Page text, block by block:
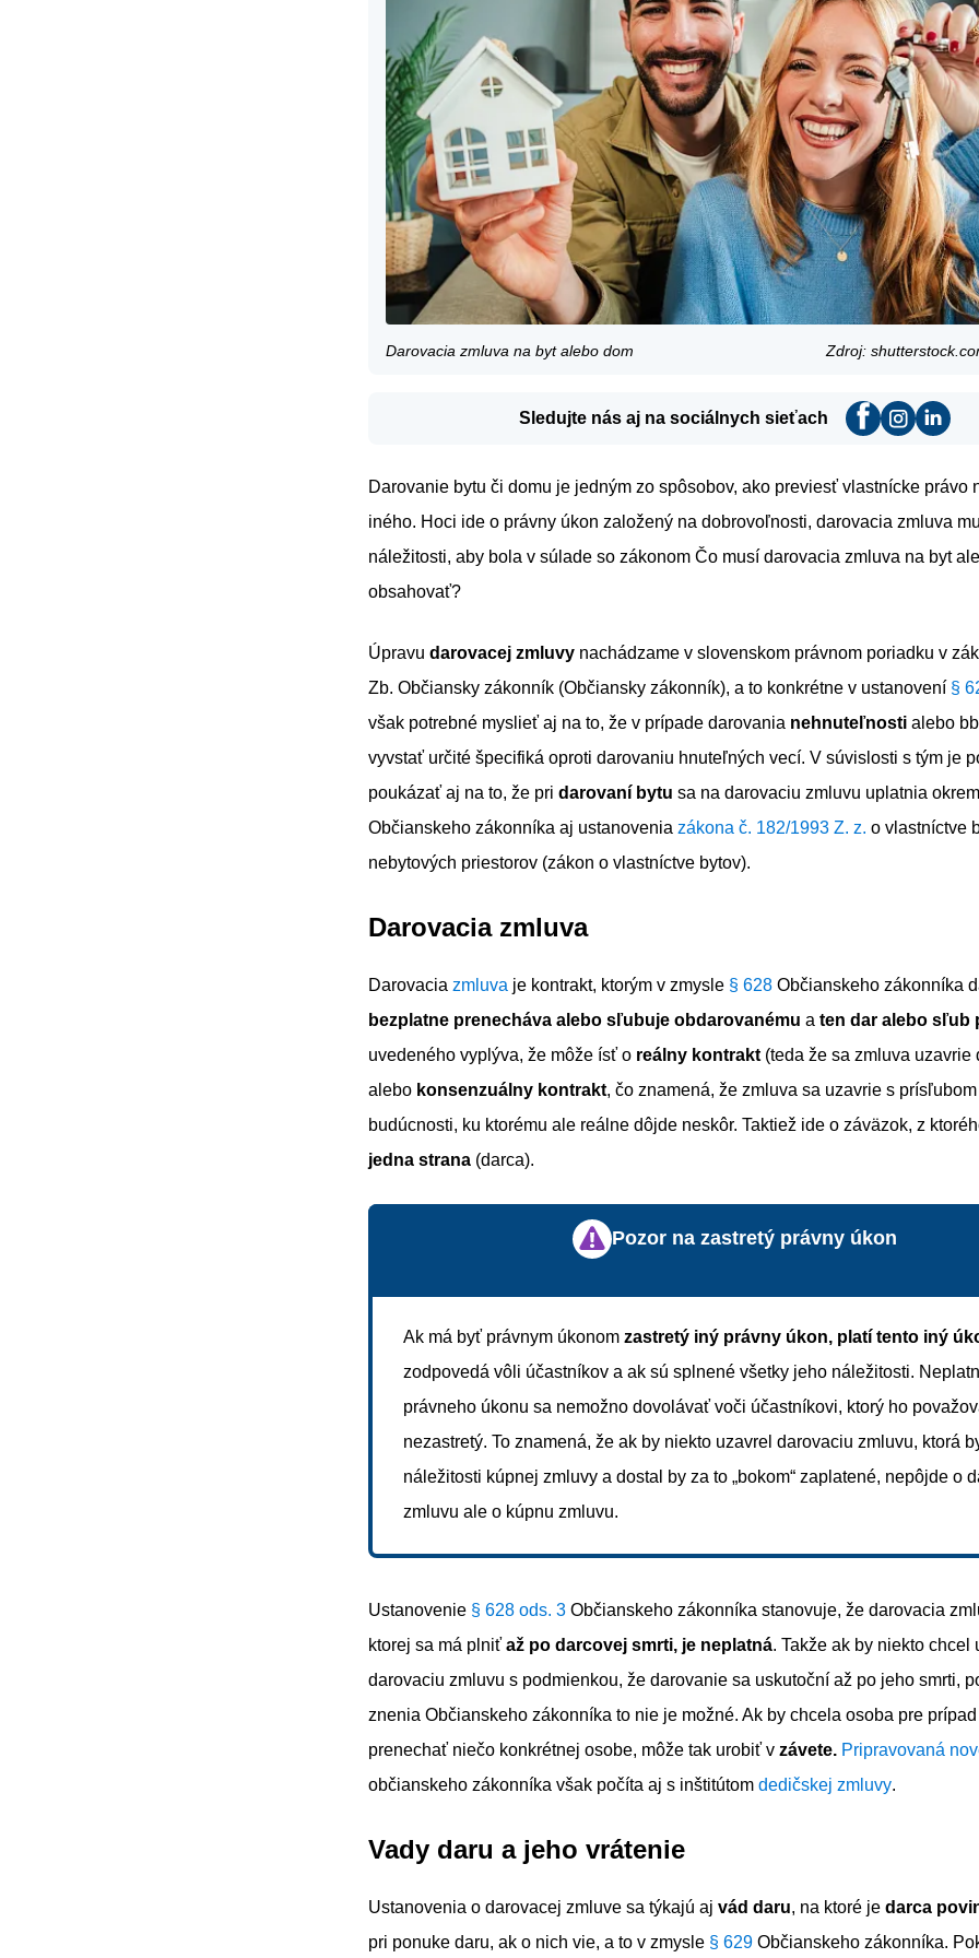
Darovacia zmluva na byt alebo dom Zdroj:
Sledujte nás aj na sociálnych sieťach
Darovanie bytu či domu je jedným zo spôsobov, ako previesť vlastnícke právo
iného. Hoci ide o právny úkon založený na dobrovoľnosti, darovacia zmluva
náležitosti, aby bola v súlade so zákonom Čo musí darovacia zmluva na byt
obsahovať?
Úpravu darovacej zmluvy nachádzame v slovenskom právnom poriadku v
Zb. Občiansky zákonník (Občiansky zákonník), a to konkrétne v ustanovení §
však potrebné myslieť aj na to, že v prípade darovania nehnuteľnosti alebo
vyvstať určité špecifiká oproti darovaniu hnuteľných vecí. V súvislosti s tým je
poukázať aj na to, že pri darovaní bytu sa na darovaciu zmluvu uplatnia
Občianskeho zákonníka aj ustanovenia zákona č. 182/1993 Z. z. o vlastníctve
nebytových priestorov (zákon o vlastníctve bytov).
Darovacia zmluva
Darovacia zmluva je kontrakt, ktorým v zmysle § 628 Občianskeho zákonníka
bezplatne prenecháva alebo sľubuje obdarovanému a ten dar alebo sľub
uvedeného vyplýva, že môže ísť o reálny kontrakt (teda že sa zmluva uzavrie
alebo konsenzuálny kontrakt, čo znamená, že zmluva sa uzavrie s
budúcnosti, ku ktorému ale reálne dôjde neskôr. Taktiež ide o záväzok, z
jedna strana (darca).
Pozor na zastretý právny úkon
Ak má byť právnym úkonom zastretý iný právny úkon, platí tento iný
zodpovedá vôli účastníkov a ak sú splnené všetky jeho náležitosti.
právneho úkonu sa nemožno dovolávať voči účastníkovi, ktorý ho
nezastretý. To znamená, že ak by niekto uzavrel darovaciu zmluvu, ktorá
náležitosti kúpnej zmluvy a dostal by za to „bokom“ zaplatené, nepôjde o
zmluvu ale o kúpnu zmluvu.
Ustanovenie § 628 ods. 3 Občianskeho zákonníka stanovuje, že darovacia
ktorej sa má plniť až po darcovej smrti, je neplatná. Takže ak by niekto chcel
darovaciu zmluvu s podmienkou, že darovanie sa uskutoční až po jeho smrti,
znenia Občianskeho zákonníka to nie je možné. Ak by chcela osoba pre
prenechať niečo konkrétnej osobe, môže tak urobiť v závete. Pripravovaná
občianskeho zákonníka však počíta aj s inštitútom dedičskej zmluvy.
Vady daru a jeho vrátenie
Ustanovenia o darovacej zmluve sa týkajú aj vád daru, na ktoré je darca
pri ponuke daru, ak o nich vie, a to v zmysle § 629 Občianskeho zákonníka.